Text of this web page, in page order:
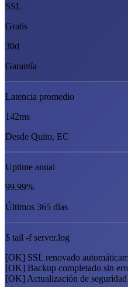
SSL
Gratis
30d
Garantía
Latencia promedio
142ms
Desde Quito, EC
Uptime anual
99.99%
Últimos 365 días
$ tail -f server.log
[OK] SSL renovado
[OK] Backup completado sin
[OK] Actualización de